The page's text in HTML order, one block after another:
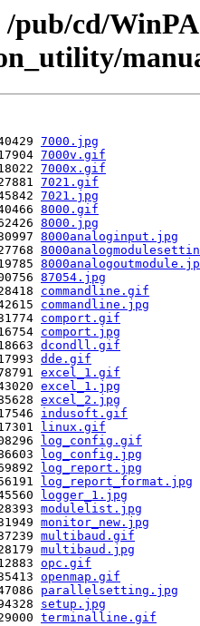
/pub/cd/
7000.jpg
7000v.gif
7000x.gif
7021.gif
7021.jpg
8000.gif
8000.jpg
8000analoginput.jpg
87054.jpg
commandline.gif
commandline.jpg
comport.gif
comport.jpg
dcondll.gif
dde.gif
excel_1.gif
excel_1.jpg
excel_2.jpg
indusoft.gif
linux.gif
log_config.gif
log_config.jpg
log_report.jpg
log_report_format.jpg
logger_1.jpg
modulelist.jpg
monitor_new.jpg
multibaud.gif
multibaud.jpg
opc.gif
openmap.gif
parallelsetting.jpg
setup.jpg
terminalline.gif